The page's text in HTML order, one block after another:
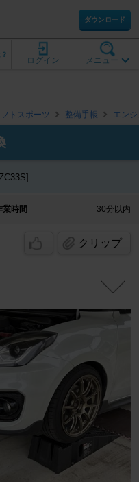
ダウンロード
メニュー
ログイン
トスポーツ 整備手帳 エン
業時間 30分以内
クリップ